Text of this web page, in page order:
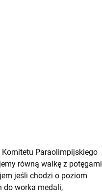
Komitetu Paraolimpijskiego
równą walkę z potęgami
jeśli chodzi o poziom
do worka medali,